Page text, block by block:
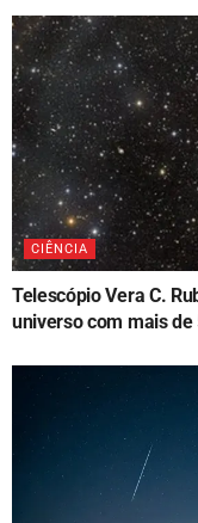
CIÊNCIA
Telescópio Vera C.
universo com mais